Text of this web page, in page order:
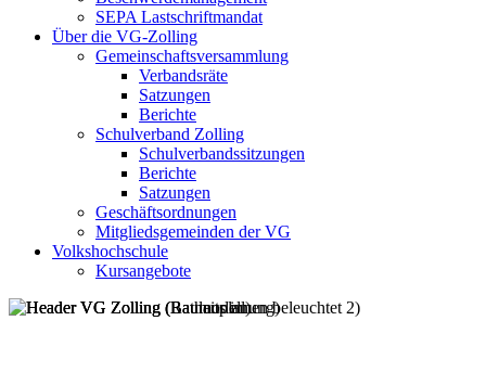
SEPA Lastschriftmandat
Über die VG-Zolling
Gemeinschaftsversammlung
Verbandsräte
Satzungen
Berichte
Schulverband Zolling
Schulverbandssitzungen
Berichte
Satzungen
Geschäftsordnungen
Mitgliedsgemeinden der VG
Volkshochschule
Kursangebote